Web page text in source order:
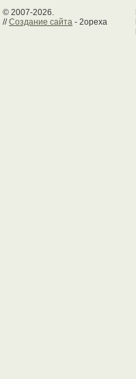
© 2007-2026.
//Создание сайта - 2opexa